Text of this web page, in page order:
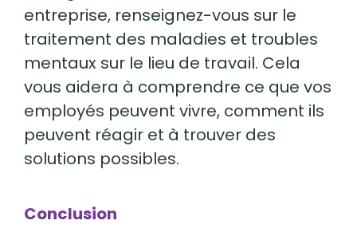
entreprise, renseignez-vous sur le
traitement des maladies et troubles
mentaux sur le lieu de travail. Cela
vous aidera à comprendre ce que vos
employés peuvent vivre, comment ils
peuvent réagir et à trouver des
solutions possibles.
Conclusion